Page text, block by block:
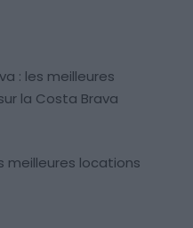
: les meilleures
la Costa Brava
meilleures locations